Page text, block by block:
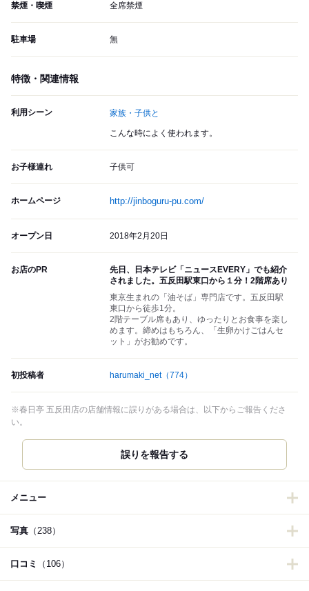
禁煙・喫煙 全席禁煙
駐車場 無
特徴・関連情報
利用シーン 家族・子供と
こんな時によく使われます。
お子様連れ 子供可
ホームページ http://jinboguru-pu.com/
オープン日 2018年2月20日
お店のPR
先日、日本テレビ「ニュースEVERY」でも紹介
されました。五反田駅東口から１分！2階席あり
東京生まれの「油そば」専門店です。五反田駅
東口から徒歩1分。
2階テーブル席もあり、ゆったりとお食事を楽し
めます。締めはもちろん、「生卵かけごはんセ
ット」がお勧めです。
初投稿者 harumaki_net（774）
※春日亭 五反田店の店舗情報に誤りがある場合は、以下からご報告くださ
い。
誤りを報告する
メニュー
写真 （238）
口コミ （106）